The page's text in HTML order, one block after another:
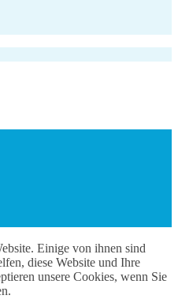
Einige von ihnen sind
diese Website und Ihre
unsere Cookies, wenn Sie